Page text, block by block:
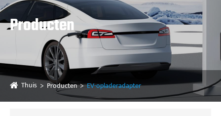
Producten
Thuis Producten EV-opladeradapter